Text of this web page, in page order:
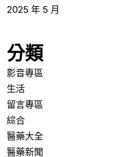
2025 年 5 月
分類
影音專區
生活
留言專區
綜合
醫藥大全
醫藥新聞